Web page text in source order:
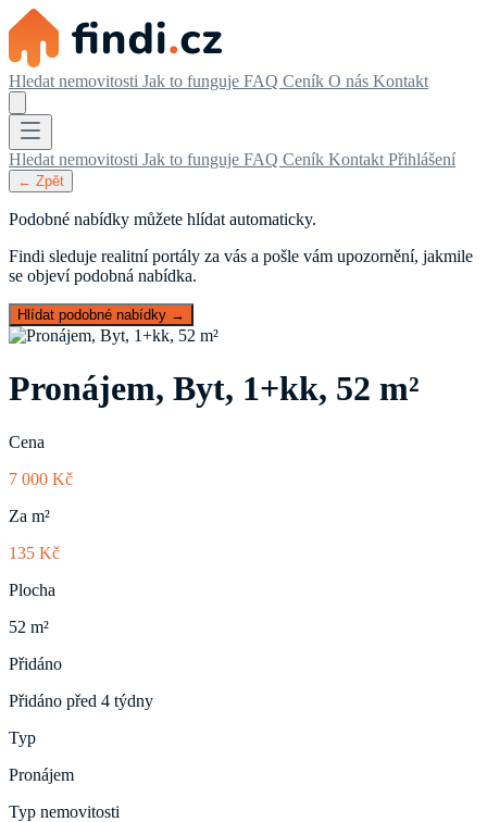
Hledat nemovitosti Jak to funguje FAQ Ceník O nás Kontakt
Hledat nemovitosti Jak to funguje FAQ Ceník Kontakt Přihlášení
← Zpět
Podobné nabídky můžete hlídat automaticky.
Findi sleduje realitní portály za vás a pošle vám upozornění, jakmile
se objeví podobná nabídka.
Hlídat podobné nabídky →
Pronájem, Byt, 1+kk, 52 m²
Cena
7 000 Kč
Za m²
135 Kč
Plocha
52 m²
Přidáno
Přidáno před 4 týdny
Typ
Pronájem
Typ nemovitosti